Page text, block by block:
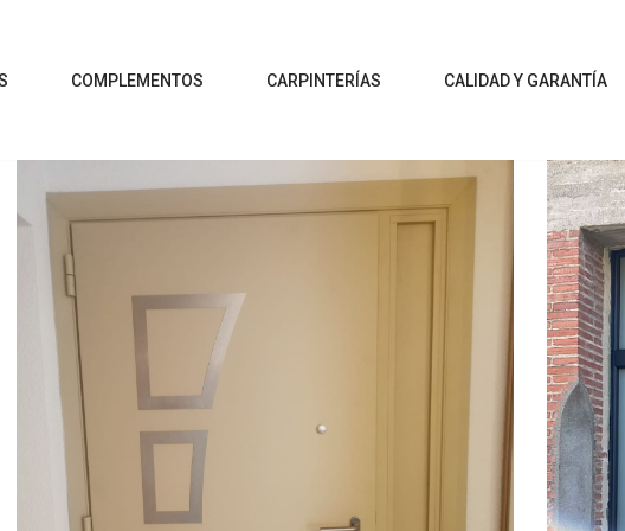
COMPLEMENTOS CARPINTERÍAS CALIDAD Y GARANTÍA